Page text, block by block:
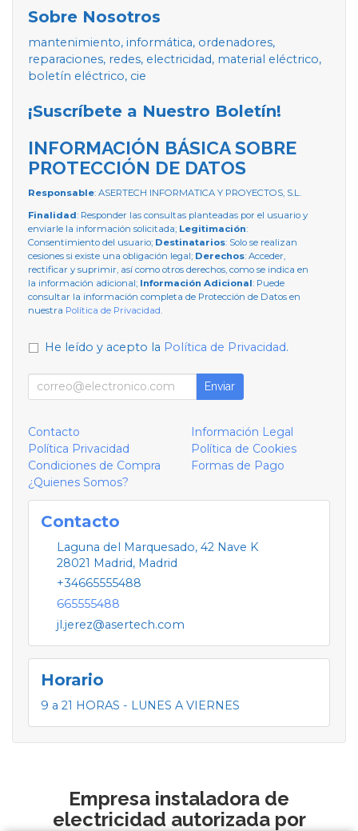
Sobre Nosotros
mantenimiento, informática, ordenadores,
reparaciones, redes, electricidad, material eléctrico,
boletín eléctrico, cie
¡Suscríbete a Nuestro Boletín!
INFORMACIÓN BÁSICA SOBRE
PROTECCIÓN DE DATOS
Responsable: ASERTECH INFORMATICA Y PROYECTOS, S.L.
Finalidad: Responder las consultas planteadas por el usuario y
enviarle la información solicitada; Legitimación:
Consentimiento del usuario; Destinatarios: Solo se realizan
cesiones si existe una obligación legal; Derechos: Acceder,
rectificar y suprimir, así como otros derechos, como se indica en
la información adicional; Información Adicional: Puede
consultar la información completa de Protección de Datos en
nuestra Política de Privacidad
He leído y acepto la Política de Privacidad.
Enviar
Contacto
Información Legal
Política Privacidad
Política de Cookies
Condiciones de Compra
Formas de Pago
¿Quienes Somos?
Contacto
Laguna del Marquesado, 42 Nave K
28021 Madrid, Madrid
+34665555488
665555488
jl.jerez@asertech.com
Horario
9 a 21 HORAS - LUNES A VIERNES
Empresa instaladora de
electricidad autorizada por